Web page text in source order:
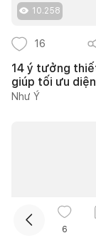
10.258
16
14 ý tưởng
giúp tối ưu
Như Ý
6